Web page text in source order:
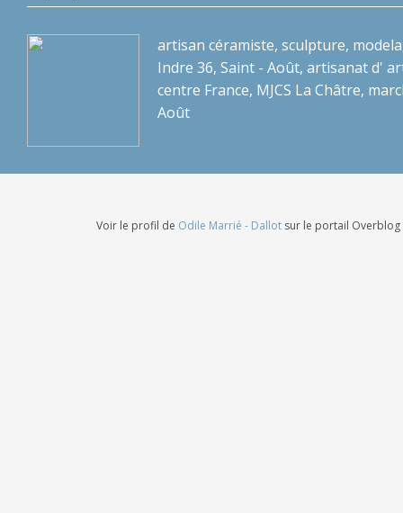
artisan céramiste, sculpture,
Indre 36, Saint - Août, artisanat d'
centre France, MJCS La Châtre,
Août
Voir le profil de Odile Marrié - Dallotsur le portail Overblog